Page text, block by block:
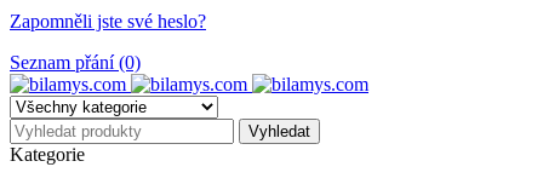
Zapomněli jste své heslo?
Seznam přání (0)
Kategorie